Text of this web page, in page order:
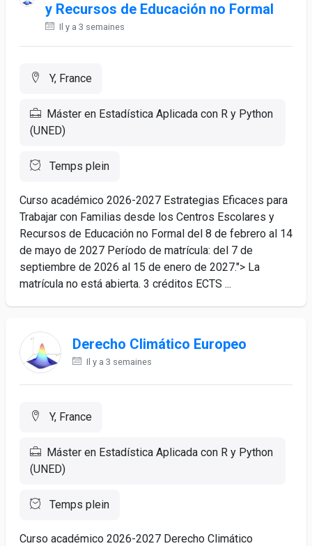
y Recursos de Educación no Formal
Il y a 3 semaines
Y, France
Máster en Estadística Aplicada con R y Python
(UNED)
Temps plein
Curso académico 2026-2027 Estrategias Eficaces para
Trabajar con Familias desde los Centros Escolares y
Recursos de Educación no Formal del 8 de febrero al 14
de mayo de 2027 Período de matrícula: del 7 de
septiembre de 2026 al 15 de enero de 2027."> La
matrícula no está abierta. 3 créditos ECTS ...
Derecho Climático Europeo
Il y a 3 semaines
Y, France
Máster en Estadística Aplicada con R y Python
(UNED)
Temps plein
Curso académico 2026-2027 Derecho Climático